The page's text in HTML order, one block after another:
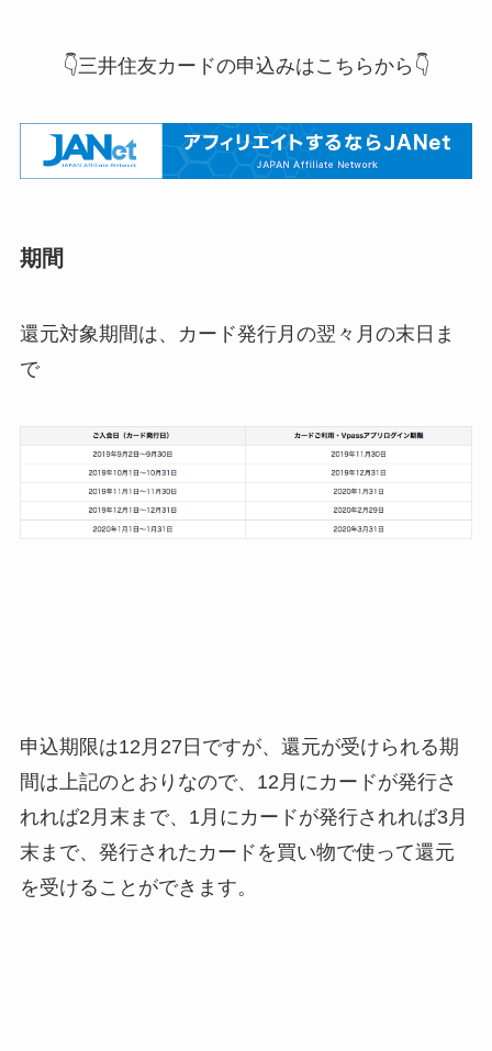
👇三井住友カードの申込みはこちらから👇
期間
還元対象期間は、カード発行月の翌々月の末日ま
で
申込期限は12月27日ですが、還元が受けられる期
間は上記のとおりなので、12月にカードが発行さ
れれば2月末まで、1月にカードが発行されれば3月
末まで、発行されたカードを買い物で使って還元
を受けることができます。